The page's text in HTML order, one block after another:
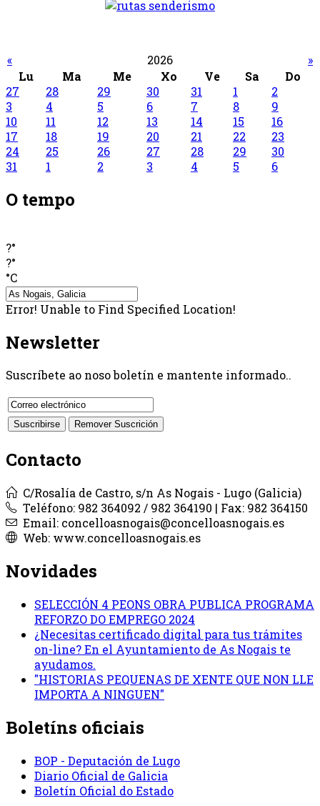
« 2026
»
Lu
Ma Me Xo Ve Sa
Do
27
28 29 30 31 1
2
3
4 5 6 7 8
9
10
11 12 13 14 15
16
17
18 19 20 21 22
23
24
25 26 27 28 29
30
31
1 2 3 4 5 6
O tempo
?°
?°
°C
Error! Unable to Find Specified Location!
Newsletter
Suscríbete ao noso boletín e mantente informado..
Contacto
C/Rosalía de Castro, s/n As Nogais - Lugo (Galicia)
Teléfono: 982 364092 / 982 364190 | Fax: 982 364150
Email: concelloasnogais@concelloasnogais.es
Web: www.concelloasnogais.es
Novidades
SELECCIÓN 4 PEONS OBRA PUBLICA PROGRAMA
REFORZO DO EMPREGO 2024
¿Necesitas certificado digital para tus trámites
on-line? En el Ayuntamiento de As Nogais te
ayudamos.
"HISTORIAS PEQUENAS DE XENTE QUE NON LLE
IMPORTA A NINGUEN"
Boletíns oficiais
BOP - Deputación de Lugo
Diario Oficial de Galicia
Boletín Oficial do Estado